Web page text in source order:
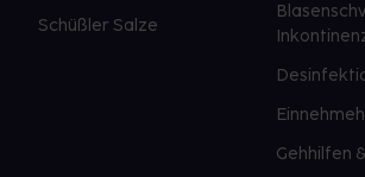
Schüßler Salze
Gehhilfen